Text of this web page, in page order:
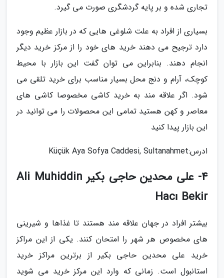
تجاری شده و بر پایه گردشگری صورت می گیرد.
بسیاری از افراد به علت شلوغی هایی که در بازار عظیم وجود
دارد ترجیح می دهند خرید های خود را از مرکز خرید دیگر
انجام دهند. بنابراین می توان گفت این بازار با محیط
کوچک، آرام و دنج محل بسیار مناسب برای خرید تلقی می
شود. اگر علاقه مند به خرید کاشی مخصوصا کاشی های
معاصر و کهن هستید تمامی این محصولات را می توانید در
این بازار پیدا کنید
ادرس:Küçük Aya Sofya Caddesi, Sultanahmet
4- علی محدین حاجی بکیر Ali Muhiddin
Hacı Bekir
بیشتر افراد در جهان علاقه مند هستند تا غذاها و شیرینی
های مخصوص هر شهر را امتحان کنند. یکی از این مراکز
خرید علی محدین حاجی بکیر از برترین مراکز خرید
استانبول است. زمانی که وارد این مرکز خرید می شوید